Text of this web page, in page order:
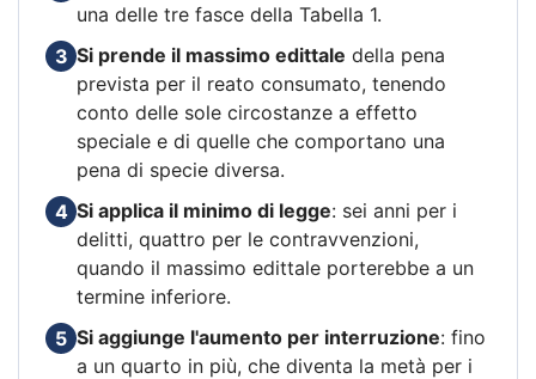
una delle tre fasce della Tabella 1.
3 Si prende il massimo edittale della pena
prevista per il reato consumato, tenendo
conto delle sole circostanze a effetto
speciale e di quelle che comportano una
pena di specie diversa.
4 Si applica il minimo di legge: sei anni per i
delitti, quattro per le contravvenzioni,
quando il massimo edittale porterebbe a un
termine inferiore.
5 Si aggiunge l'aumento per interruzione: fino
a un quarto in più, che diventa la metà per i